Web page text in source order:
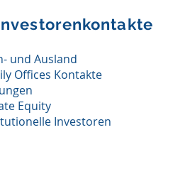
und Ausland
Offices Kontakte
Equity
Investoren